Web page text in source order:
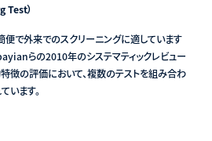
Test）
便で外来でのスクリーニングに適しています
らの2010年のシステマティックレビュー
徴の評価において、複数のテストを組み合わ
います。